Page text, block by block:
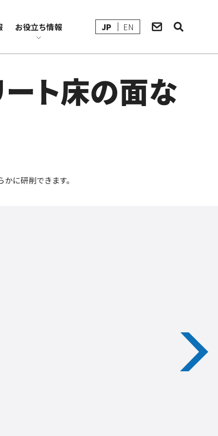
お役立ち情報 JP EN
ト床の面な
に研削できます。